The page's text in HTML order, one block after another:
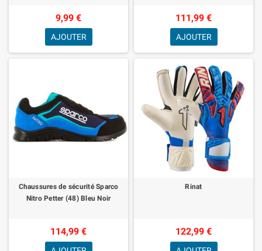
9,99 €
AJOUTER
111,99 €
AJOUTER
Chaussures de sécurité Sparco
Nitro Petter (48) Bleu Noir
114,99 €
Rinat
122,99 €